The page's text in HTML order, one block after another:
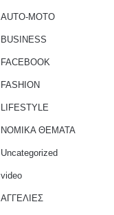
AUTO-MOTO
BUSINESS
FACEBOOK
FASHION
LIFESTYLE
NOMIKA ΘΕΜΑΤΑ
Uncategorized
video
ΑΓΓΕΛΙΕΣ